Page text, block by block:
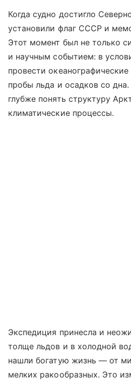
Когда судно достигло
установили флаг СССР и
Этот момент был не только
и научным событием: в
провести
пробы льда и осадков со
глубже понять структуру
климатические процессы.
Экспедиция принесла и
толще льдов и в холодной
нашли богатую жизнь — от
мелких ракообразных. Это